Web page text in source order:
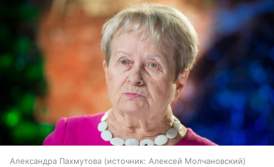
Александра Пахмутова источник: Алексей Молчановский